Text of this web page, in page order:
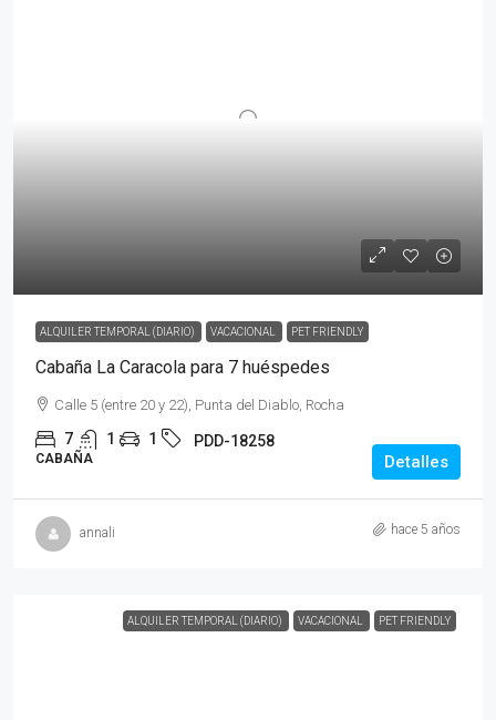
ALQUILER TEMPORAL (DIARIO) VACACIONAL PET FRIENDLY
Cabaña La Caracola para 7 huéspedes
Calle 5 (entre 20 y 22), Punta del Diablo, Rocha
7 1 1 PDD-18258
CABAÑA Detalles
annali hace 5 años
ALQUILER TEMPORAL (DIARIO) VACACIONAL PET FRIENDLY